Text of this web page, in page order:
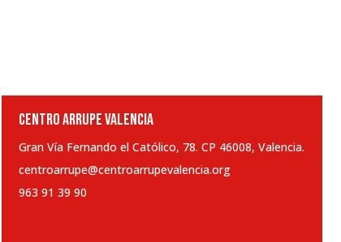
CENTRO ARRUPE VALENCIA
Gran Vía Fernando el Católico, 78. CP 46008, Valencia.
centroarrupe@centroarrupevalencia.org
963 91 39 90